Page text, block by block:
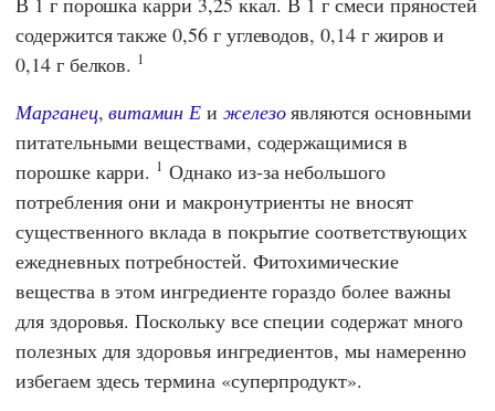
содержится также 0,56 г углеводов, 0,14 г жиров и
0,14 г белков. 1
Марганец,витамин Е и железоявляются основными
питательными веществами, содержащимися в
порошке карри. 1 Однако из-за небольшого
потребления они и макронутриенты не вносят
существенного вклада в покрытие соответствующих
ежедневных потребностей. Фитохимические
вещества в этом ингредиенте гораздо более важны
для здоровья. Поскольку все специи содержат много
полезных для здоровья ингредиентов, мы намеренно
избегаем здесь термина «суперпродукт».